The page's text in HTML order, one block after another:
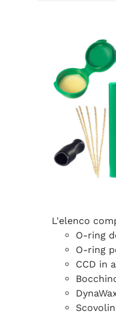
L'elenco
O-ring
O-ring
CCD in